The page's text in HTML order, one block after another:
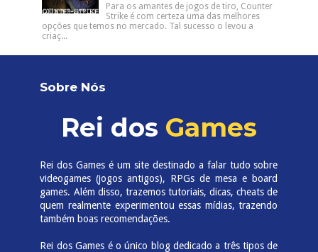
Para os amantes de jogos de tiro, Counter
Strike é com certeza uma das melhores
opções que temos no mercado. Tal sucesso o levou a
criaç...
Sobre Nós
Rei dos Games
Rei dos Games é um site destinado a falar tudo sobre
videogames (jogos antigos), RPGs de mesa e board
games. Além disso, trazemos tutoriais, dicas, cheats de
quem realmente experimentou essas mídias, trazendo
também boas recomendações.
Rei dos Games é o único blog dedicado a três tipos de